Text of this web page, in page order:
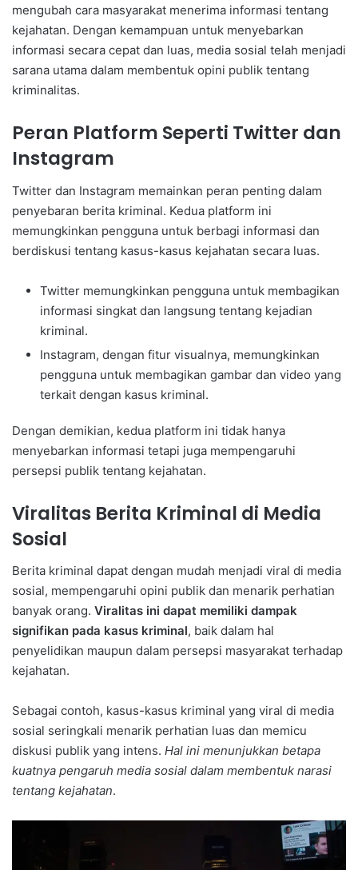
mengubah cara masyarakat menerima informasi tentang
kejahatan. Dengan kemampuan untuk menyebarkan
informasi secara cepat dan luas, media sosial telah menjadi
sarana utama dalam membentuk opini publik tentang
kriminalitas.
Peran Platform Seperti Twitter dan
Instagram
Twitter dan Instagram memainkan peran penting dalam
penyebaran berita kriminal. Kedua platform ini
memungkinkan pengguna untuk berbagi informasi dan
berdiskusi tentang kasus-kasus kejahatan secara luas.
Twitter memungkinkan pengguna untuk membagikan
informasi singkat dan langsung tentang kejadian
kriminal.
Instagram, dengan fitur visualnya, memungkinkan
pengguna untuk membagikan gambar dan video yang
terkait dengan kasus kriminal.
Dengan demikian, kedua platform ini tidak hanya
menyebarkan informasi tetapi juga mempengaruhi
persepsi publik tentang kejahatan.
Viralitas Berita Kriminal di Media
Sosial
Berita kriminal dapat dengan mudah menjadi viral di media
sosial, mempengaruhi opini publik dan menarik perhatian
banyak orang. Viralitas ini dapat memiliki dampak
signifikan pada kasus kriminal, baik dalam hal
penyelidikan maupun dalam persepsi masyarakat terhadap
kejahatan.
Sebagai contoh, kasus-kasus kriminal yang viral di media
sosial seringkali menarik perhatian luas dan memicu
diskusi publik yang intens. Hal ini menunjukkan betapa
kuatnya pengaruh media sosial dalam membentuk narasi
tentang kejahatan.